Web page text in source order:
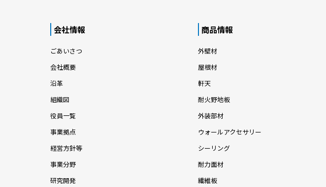
会社情報
ごあいさつ
会社概要
沿革
組織図
役員一覧
事業拠点
経営方針等
事業分野
研究開発
商品情報
外壁材
屋根材
軒天
耐火野地板
外装部材
ウォールアクセサリー
シーリング
耐力面材
繊維板